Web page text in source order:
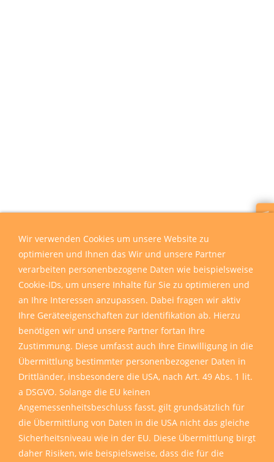
Wir verwenden Cookies um unsere Website zu
optimieren und Ihnen das Wir und unsere Partner
verarbeiten personenbezogene Daten wie beispielsweise
Cookie-IDs, um unsere Inhalte für Sie zu optimieren und
an Ihre Interessen anzupassen. Dabei fragen wir aktiv
Ihre Geräteeigenschaften zur Identifikation ab. Hierzu
benötigen wir und unsere Partner fortan Ihre
Zustimmung. Diese umfasst auch Ihre Einwilligung in die
Übermittlung bestimmter personenbezogener Daten in
Drittländer, insbesondere die USA, nach Art. 49 Abs. 1 lit.
a DSGVO. Solange die EU keinen
Angemessenheitsbeschluss fasst, gilt grundsätzlich für
die Übermittlung von Daten in die USA nicht das gleiche
Sicherheitsniveau wie in der EU. Diese Übermittlung birgt
daher Risiken, wie beispielsweise, dass die für die